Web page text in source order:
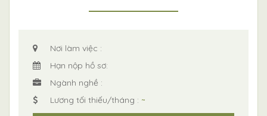
Nơi làm việc :
Hạn nộp hồ sơ:
Ngành nghề :
Lương tối thiếu/tháng : ~